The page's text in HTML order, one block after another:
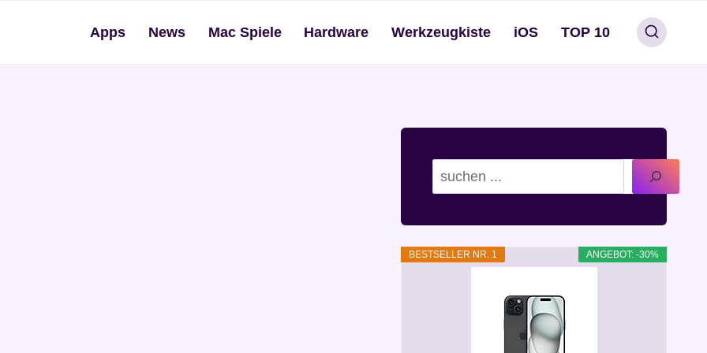
Apps News Mac Spiele Hardware Werkzeugkiste iOS TOP 10
Suchen
ANGEBOT: -30%
BESTSELLER NR. 1